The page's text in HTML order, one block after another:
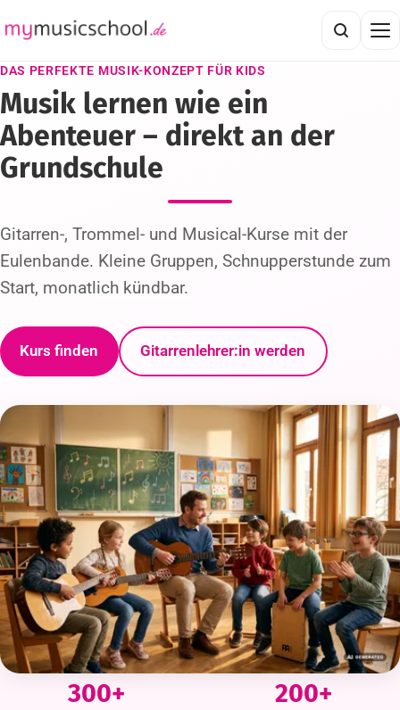
DAS PERFEKTE MUSIK-KONZEPT FÜR KIDS
Musik lernen wie ein
Abenteuer – direkt an der
Grundschule
Gitarren-, Trommel- und Musical-Kurse mit der
Eulenbande. Kleine Gruppen, Schnupperstunde zum
Start, monatlich kündbar.
Kurs finden Gitarrenlehrer:in werden
KI-generierte Abbildung
300+ 200+